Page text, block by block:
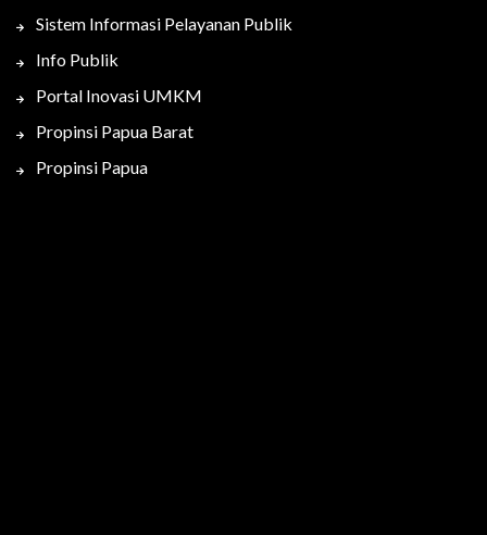
Sistem Informasi Pelayanan Publik
Info Publik
Portal Inovasi UMKM
Propinsi Papua Barat
Propinsi Papua